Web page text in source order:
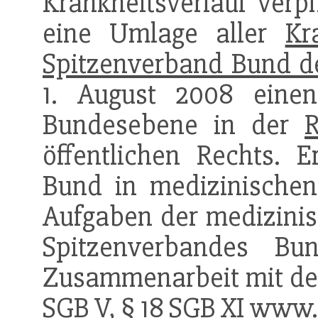
eine Umlage aller
Spitzenverband Bund
1. August 2008
Bundesebene in der
öffentlichen Rechts.
Bund in
Aufgaben der
Spitzenverbandes
Zusammenarbeit mit
SGB V, § 18 SGB XI